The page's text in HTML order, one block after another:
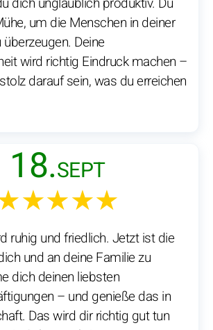
um die Menschen in deiner
Deine
wird richtig Eindruck machen –
darauf sein, was du erreichen
18.SEPT
ruhig und friedlich. Jetzt ist die
und an deine Familie zu
dich deinen liebsten
– und genieße das in
Das wird dir richtig gut tun